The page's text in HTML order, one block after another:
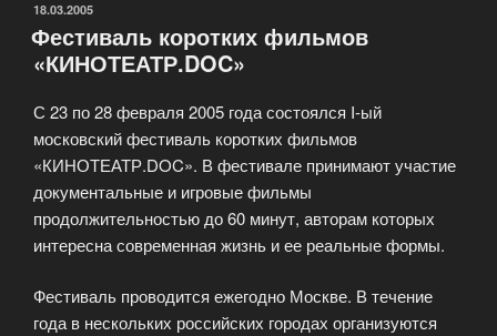
в
Ваш
ОПУБЛИКОВАНО
18.03.2005
Фестиваль коротких фильмов
«КИНОТЕАТР.DOC»
С 23 по 28 февраля 2005 года состоялся I-ый
московский фестиваль коротких фильмов
«КИНОТЕАТР.DOC». В фестивале принимают участие
документальные и игровые фильмы
продолжительностью до 60 минут, авторам которых
интересна современная жизнь и ее реальные формы.
Фестиваль проводится ежегодно Москве. В течение
года в нескольких российских городах организуются